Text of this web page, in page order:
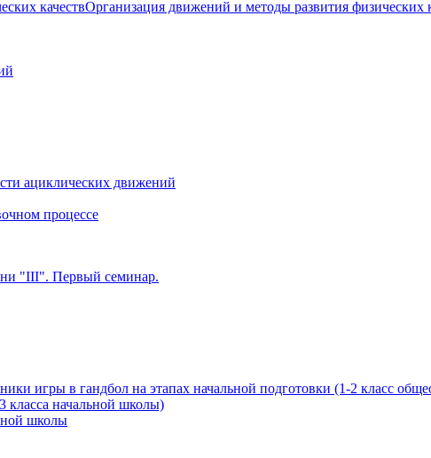
Организация движений и методы развития физических
ациклических движений
процессе
"III". Первый семинар.
игры в гандбол на этапах начальной подготовки (1-2 класс
класса начальной школы)
школы